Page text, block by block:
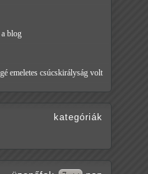
a blog
emeletes csúcskirályság volt
kategóriák